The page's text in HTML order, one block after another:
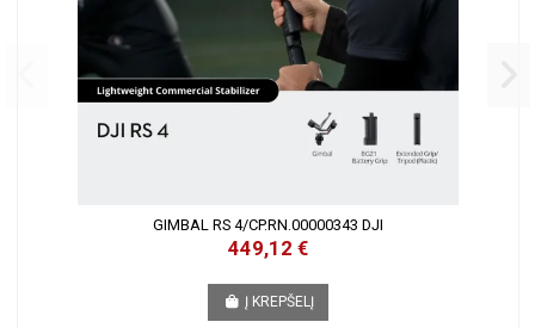
GIMBAL RS 4/CP.RN.00000343 DJI
449,12 €
Į KREPŠELĮ